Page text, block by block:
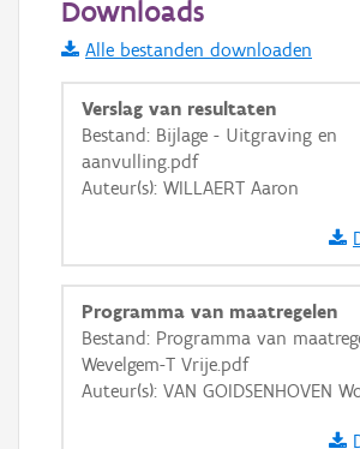
Informatie Vlaanderen
i
+ −
Basis Lagen
OSM-Basiskaart
Downloads
Alle bestanden downloaden
Verslag van resultaten
Bestand: Bijlage - Uitgraving en
aanvulling.pdf
Auteur(s): WILLAERT Aaron
Programma van maatregelen
Bestand: Programma van
Wevelgem-T Vrije.pdf
Auteur(s): VAN GOIDSENHOVEN